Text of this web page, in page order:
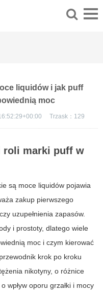
liquidów i jak puff
moc
Trzask： 129
roli marki puff w
są moce liquidów pojawia
zakup pierwszego
uzupełnienia zapasów.
i prostoty, dlatego wiele
moc i czym kierować
krok po kroku
nikotyny, o różnice
wpływ oporu grzałki i mocy